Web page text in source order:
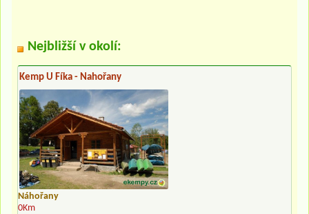
Nejbližší v okolí:
Kemp U Fíka - Nahořany
Náhořany
0Km